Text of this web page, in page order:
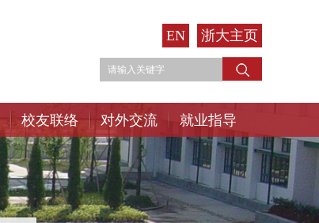
EN 浙大主页
校友联络 对外交流 就业指导